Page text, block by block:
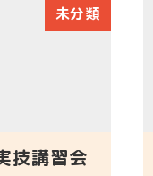
未分類
技講習会